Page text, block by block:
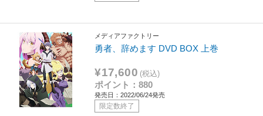
メディアファクトリー
勇者、辞めます DVD BOX 上巻
¥17,600 (税込)
ポイント：880
発売日：2022/06/24発売
限定数終了